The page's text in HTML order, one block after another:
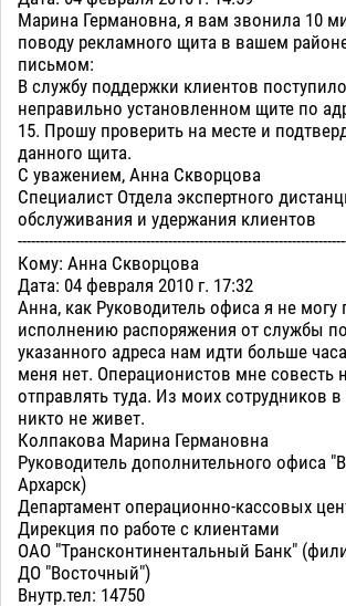
Марина Германовна, я вам звонила 10
поводу рекламного щита в вашем
письмом:
В службу поддержки клиентов
неправильно установленном щите по
15. Прошу проверить на месте и
данного щита.
С уважением, Анна Скворцова
Специалист Отдела экспертного
обслуживания и удержания клиентов
Кому: Анна Скворцова
Дата: 04 февраля 2010 г. 17:32
Анна, как Руководитель офиса я не могу
исполнению распоряжения от службы
указанного адреса нам идти больше
меня нет. Операционистов мне совесть
отправлять туда. Из моих сотрудников
никто не живет.
Колпакова Марина Германовна
Руководитель дополнительного офиса
Архарск)
Департамент операционно-кассовых
Дирекция по работе с клиентами
ОАО "Трансконтинентальный Банк"
ДО "Восточный")
Внутр.тел: 14750